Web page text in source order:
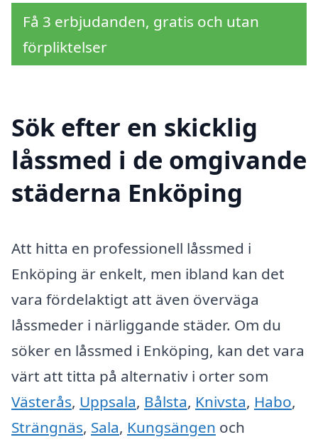
Få 3 erbjudanden, gratis och utan
förpliktelser
Sök efter en skicklig
låssmed i de omgivande
städerna Enköping
Att hitta en professionell låssmed i
Enköping är enkelt, men ibland kan det
vara fördelaktigt att även överväga
låssmeder i närliggande städer. Om du
söker en låssmed i Enköping, kan det vara
värt att titta på alternativ i orter som
Västerås, Uppsala, Bålsta, Knivsta, Habo,
Strängnäs, Sala, Kungsängen och